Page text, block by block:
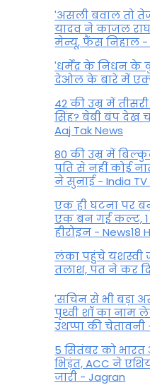
'असली बवाल तो
यादव ने काजल
मेन्यू, फैंस न‍िहाल -
'धर्मेंद्र के निधन के
देओल के बारे में
42 की उम्र में
सिंह? बेबी बंप देख
Aaj Tak News
80 की उम्र में
पति से नहीं कोई
ने सुनाई - India TV
एक ही घटना पर
एक बन गई कल्ट, 1
हीरोइन - News18
लंका पहुंचे यशस्वी
तलाश, पंत ने कर
'सचिन से भी बड़ा
पृथ्वी शॉ का नाम
उथप्पा की चेतावनी
5 सितंबर को भारत
भिड़ंत, ACC ने
जारी - Jagran